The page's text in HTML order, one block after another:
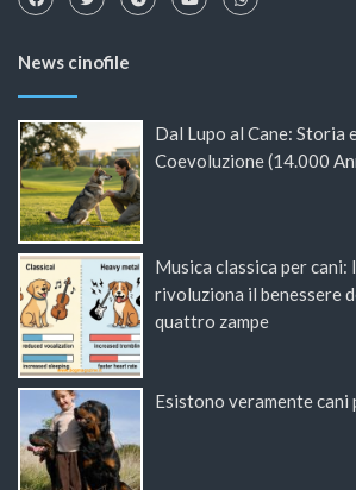
News cinofile
Dal Lupo al Cane: Storia
Coevoluzione (14.000
Musica classica per cani:
rivoluziona il benessere
quattro zampe
Esistono veramente cani